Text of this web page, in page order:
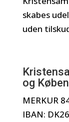
skabes
uden
og
MERKUR
IBAN: